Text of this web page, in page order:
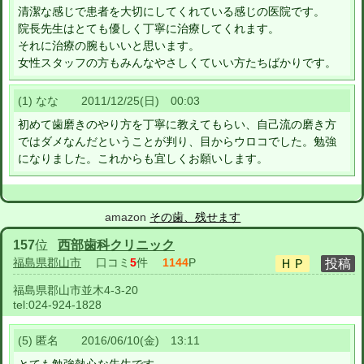
清潔な感じで患者を大切にしてくれている感じの医院です。
院長先生はとても優しく丁寧に治療してくれます。
それに治療の腕もいいと思います。
女性スタッフの方もみんなやさしくていい方たちばかりです。
(1) なな 2011/12/25(日) 00:03
初めて歯磨きのやり方を丁寧に教えてもらい、自己流の磨き方
ではダメなんだということが判り、目からウロコでした。勉強
になりました。これからも宜しくお願いします。
amazon その歯、残せます
157位 西部歯科クリニック
福島県郡山市 口コミ 5件 1144P
福島県郡山市並木4-3-20
tel:024-924-1828
(5) 匿名 2016/06/10(金) 13:11